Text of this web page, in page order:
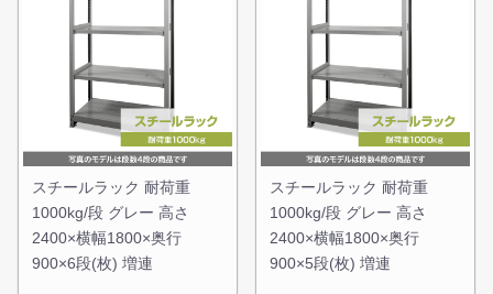
スチールラック 耐荷重
1000kg/段 グレー 高さ
2400×横幅1800×奥行
900×6段(枚) 増連
スチールラック 耐荷重
1000kg/段 グレー 高さ
2400×横幅1800×奥行
900×5段(枚) 増連